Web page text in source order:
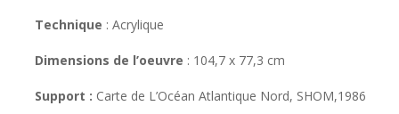
Technique : Acrylique
Dimensions de l’oeuvre : 104,7 x 77,3 cm
Support : Carte de L’Océan Atlantique Nord, SHOM,1986